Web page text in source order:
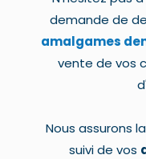
demande de
amalgames
vente de vos
Nous assurons
suivi de vos